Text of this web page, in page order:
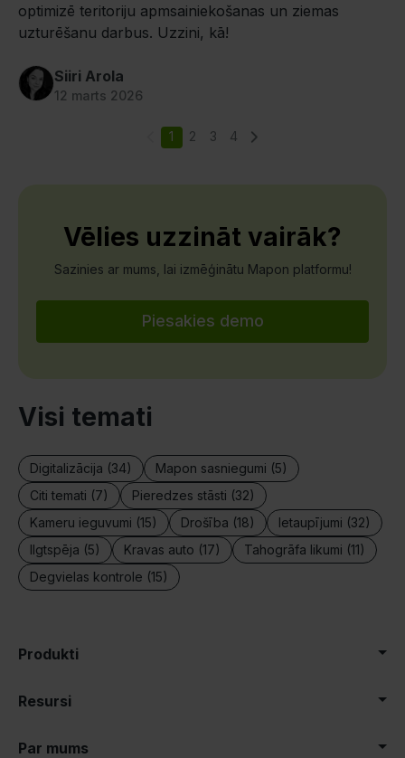
optimizē teritoriju apmsainiekošanas un ziemas
uzturēšanu darbus. Uzzini, kā!
Siiri Arola
12 marts 2026
1 2 3 4
Vēlies uzzināt vairāk?
Sazinies ar mums, lai izmēģinātu Mapon platformu!
Piesakies demo
Visi temati
Digitalizācija (34)
Mapon sasniegumi (5)
Citi temati (7)
Pieredzes stāsti (32)
Kameru ieguvumi (15)
Drošība (18)
Ietaupījumi (32)
Ilgtspēja (5)
Kravas auto (17)
Tahogrāfa likumi (11)
Degvielas kontrole (15)
Produkti
Resursi
Par mums